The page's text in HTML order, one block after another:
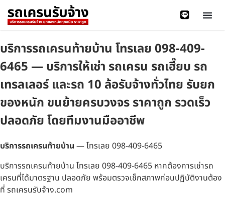
บริการรถเครนท้ายบ้าน โทรเลย 098-409-
6465 — บริการให้เช่า รถเครน รถเฮี๊ยบ รถ
เทรลเลอร์ และรถ 10 ล้อรับจ้างทั่วไทย รับยก
ของหนัก ขนย้ายครบวงจร ราคาถูก รวดเร็ว
ปลอดภัย โดยทีมงานมืออาชีพ
บริการรถเครนท้ายบ้าน — โทรเลย 098-409-6465
บริการรถเครนท้ายบ้าน โทรเลย 098-409-6465 หากต้องการเช่ารถ
เครนที่ได้มาตรฐาน ปลอดภัย พร้อมตรวจเช็กสภาพก่อนปฏิบัติงานต้อง
ที่ รถเครนรับจ้าง.com